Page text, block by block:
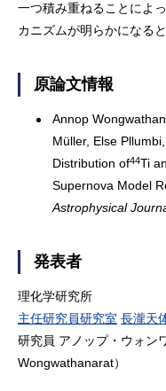
一つ積み重ねることによ
カニズムが明らかになる
原論文情報
Annop
Müller, Else
Distribution of44Ti
Supernova Model
Astrophysical
発表者
理化学研究所
主任研究員研究室 長瀧天
研究員 アノップ・ウォン
Wongwathanarat）